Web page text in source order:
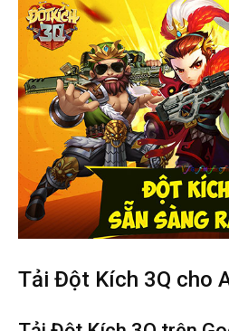
Tải Đột Kích 3Q cho